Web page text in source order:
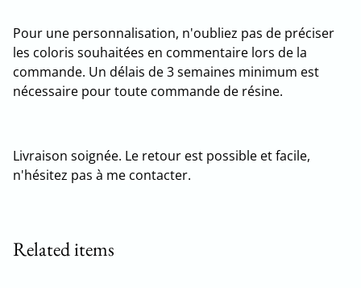
Pour une personnalisation, n'oubliez pas de préciser
les coloris souhaitées en commentaire lors de la
commande. Un délais de 3 semaines minimum est
nécessaire pour toute commande de résine.
Livraison soignée. Le retour est possible et facile,
n'hésitez pas à me contacter.
Related items